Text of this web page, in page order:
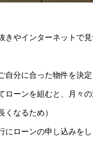
きやインターネットで
分に合った物件を決
ローンを組むと、月々
なるため）
ローンの申し込みをし